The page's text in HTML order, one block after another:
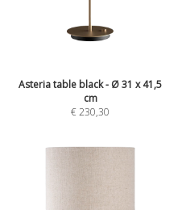
Asteria table black - Ø 31 x 41,5
cm
€230,30